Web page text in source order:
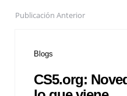
Publicación Anterior
Blogs
CS5.org: